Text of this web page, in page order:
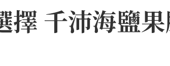
擇 千沛海鹽